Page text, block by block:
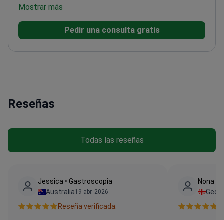
una de las facultades de medicina líderes en
en radiología y procedimientos
hospitalario Medical Park Antalya
Mostrar más
Pedir una consulta gratis
Reseñas
Todas las reseñas
Jessica • Gastroscopia
Australia19 abr. 2026
Reseña verificada.
Nona •